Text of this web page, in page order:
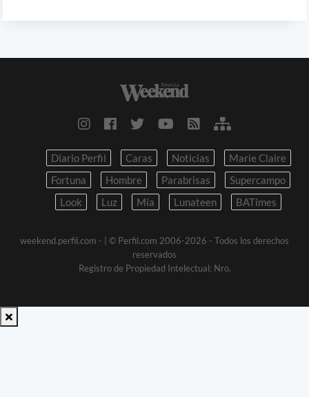
Diario Perfil Caras Noticias
Marie Claire
Fortuna
Hombre Parabrisas
Supercampo
Look
Luz Mia Lunateen BATimes
weekend.perfil.com -
| © Perfil.com 2006-2026 - Todos los derechos
reservados
Registro de Propiedad Intelectual: Nro.